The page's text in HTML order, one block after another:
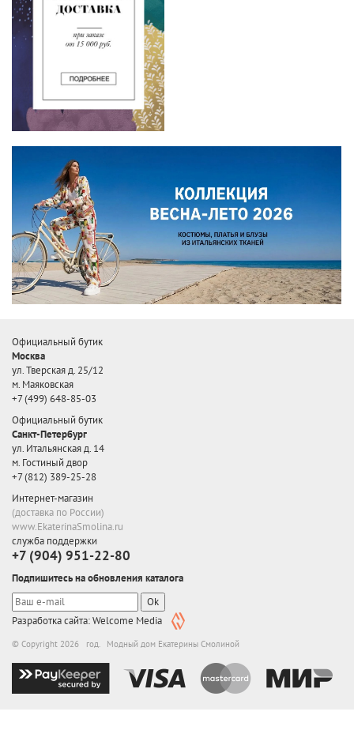
Официальный бутик
Москва
ул. Тверская д. 25/12
м. Маяковская
+7 (499) 648-85-03
Официальный бутик
Санкт-Петербург
ул. Итальянская д. 14
м. Гостиный двор
+7 (812) 389-25-28
Интернет-магазин
(доставка по России)
www.EkaterinaSmolina.ru
служба поддержки
+7 (904) 951-22-80
Подпишитесь на обновления каталога
Ok
Разработка сайта: Welcome Media
© Copyright 2026 год. Модный дом Екатерины Смолиной